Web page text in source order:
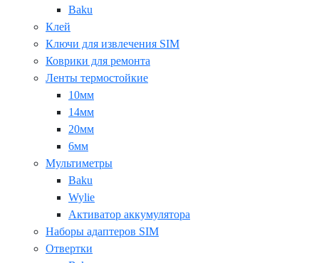
Baku
Клей
Ключи для извлечения SIM
Коврики для ремонта
Ленты термостойкие
10мм
14мм
20мм
6мм
Мультиметры
Baku
Wylie
Активатор аккумулятора
Наборы адаптеров SIM
Отвертки